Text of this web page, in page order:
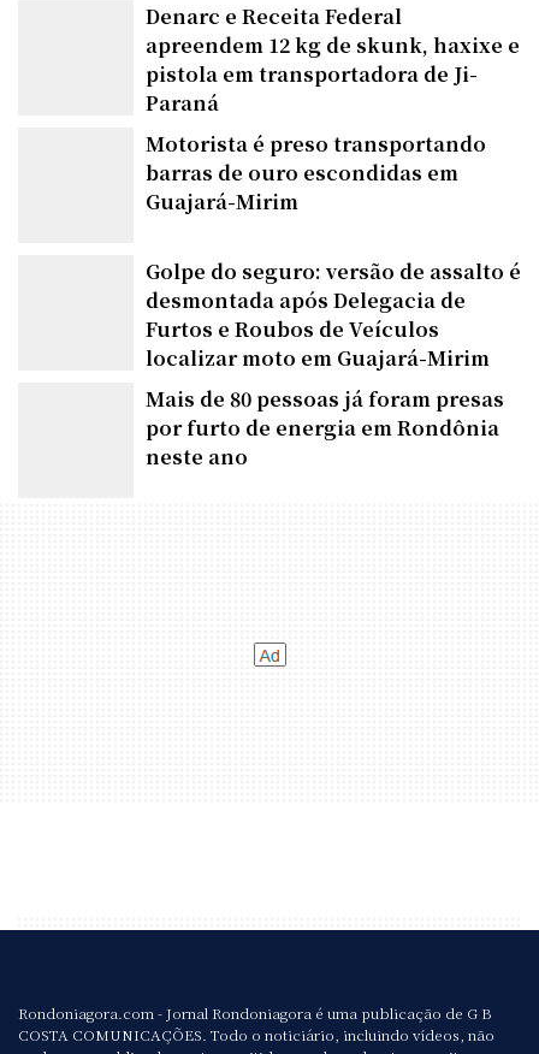
Denarc e Receita Federal
apreendem 12 kg de skunk, haxixe e
pistola em transportadora de Ji-
Paraná
Motorista é preso transportando
barras de ouro escondidas em
Guajará-Mirim
Golpe do seguro: versão de assalto é
desmontada após Delegacia de
Furtos e Roubos de Veículos
localizar moto em Guajará-Mirim
Mais de 80 pessoas já foram presas
por furto de energia em Rondônia
neste ano
Rondoniagora.com - Jornal Rondoniagora é uma publicação de G B
COSTA COMUNICAÇÕES. Todo o noticiário, incluindo vídeos, não